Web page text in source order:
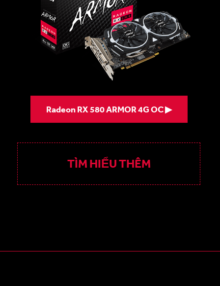
Radeon RX 580 ARMOR 4G OC ▶
TÌM HIỂU THÊM